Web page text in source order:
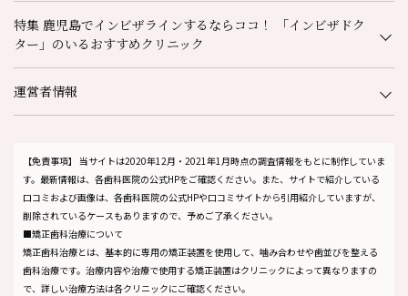
特集 鹿児島でインビザラインするならココ！ 「インビザドク
ター」のいるおすすめクリニック
運営者情報
【免責事項】 当サイトは2020年12月・2021年1月時点の調査情報をもとに制作していま
す。最新情報は、各歯科医院の公式HPをご確認ください。また、サイトで紹介している
口コミおよび画像は、各歯科医院の公式HPや口コミサイトから引用紹介していますが、
削除されているケースもありますので、予めご了承ください。
■矯正歯科治療について
矯正歯科治療とは、基本的に専用の矯正装置を使用して、噛み合わせや歯並びを整える
歯科治療です。治療内容や治療で使用する矯正装置はクリニックによって異なりますの
で、詳しい治療方法は各クリニックにご確認ください。